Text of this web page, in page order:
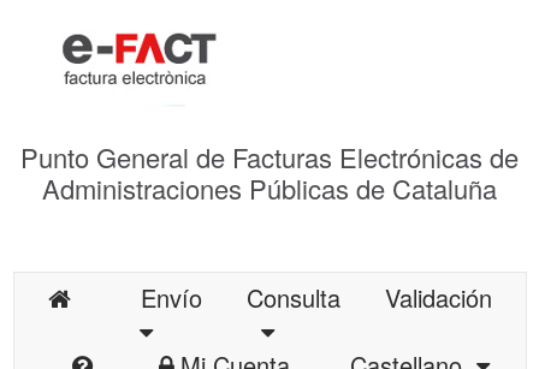
Punto General de Facturas Electrónicas de
Administraciones Públicas de Cataluña
Envío Consulta
Validación